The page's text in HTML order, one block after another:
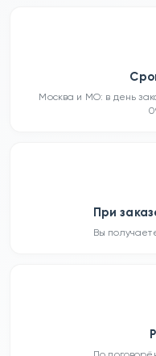
Москва и МО: в день
При
Вы